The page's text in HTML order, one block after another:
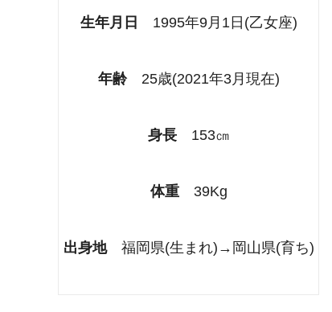
生年月日 1995年9月1日(乙女座)
年齢 25歳(2021年3月現在)
身長 153㎝
体重 39Kg
出身地 福岡県(生まれ)→岡山県(育ち)